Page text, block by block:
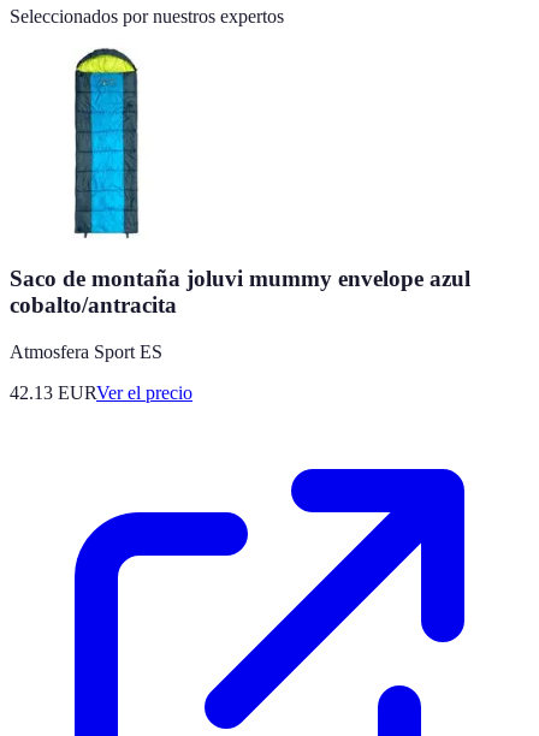
Seleccionados por nuestros expertos
Saco de montaña joluvi mummy envelope azul
cobalto/antracita
Atmosfera Sport ES
42.13 EURVer el precio